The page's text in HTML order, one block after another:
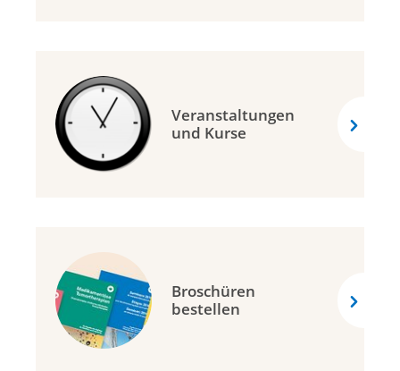
Veranstaltungen
und Kurse
Broschüren
bestellen